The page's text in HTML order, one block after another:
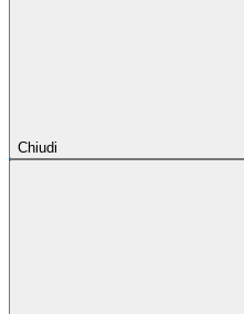
Chiudi